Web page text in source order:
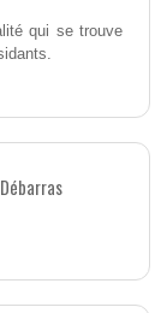
qui se trouve